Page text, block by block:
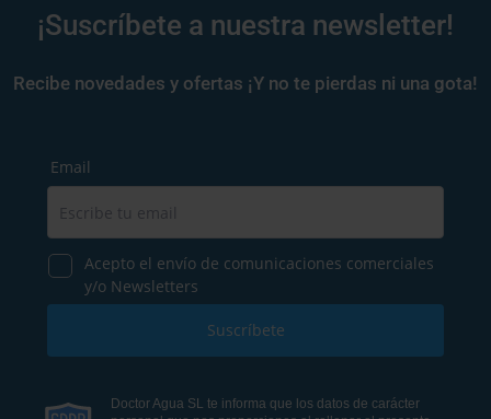
¡Suscríbete a nuestra newsletter!
Recibe novedades y ofertas ¡Y no te pierdas ni una gota!